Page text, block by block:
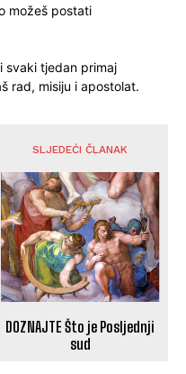
možeš postati
i svaki tjedan primaj
rad, misiju i apostolat.
SLJEDEĆI ČLANAK
DOZNAJTE Što je Posljednji
sud